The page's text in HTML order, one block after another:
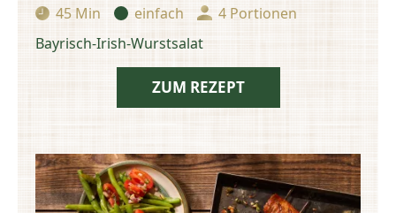
Zubereitungszeit:
45 Min Schwierigkeit:
einfach Portionen:
4 Portionen
Bayrisch-Irish-Wurstsalat
ZUM REZEPT